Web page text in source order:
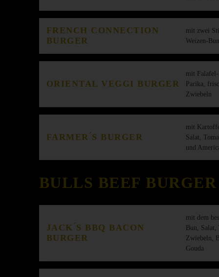
FRENCH CONNECTION
BURGER
mit zwei
Weizen-
ORIENTAL VEGGI BURGER
mit
Parika,
Zwiebeln
FARMER ́S BURGER
mit
Salat,
und
BULLS BEEF BURGER
JACK ́S BBQ BACON
BURGER
mit dem
Bun, Salat,
Zwiebeln,
Gouda